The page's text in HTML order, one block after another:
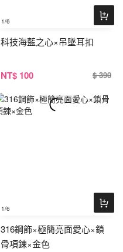
1/6
科技海藍之心×吊墜耳扣
NT$ 100 $ 390
1/6
316鋼飾×極簡亮面愛心×鎖
骨項鍊×金色